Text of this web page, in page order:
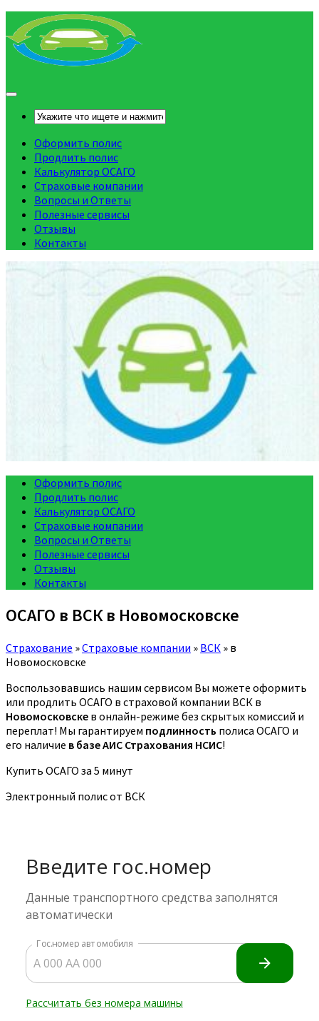
Оформить полис
Продлить полис
Калькулятор ОСАГО
Страховые компании
Вопросы и Ответы
Полезные сервисы
Отзывы
Контакты
Оформить полис
Продлить полис
Калькулятор ОСАГО
Страховые компании
Вопросы и Ответы
Полезные сервисы
Отзывы
Контакты
ОСАГО в ВСК в Новомосковске
Страхование »Страховые компании » ВСК » в
Новомосковске
Воспользовавшись нашим сервисом Вы можете оформить
или продлить ОСАГО в страховой компании ВСК в
Новомосковске в онлайн-режиме без скрытых комиссий и
переплат! Мы гарантируем подлинность полиса ОСАГО и
его наличие в базе АИС Страхования НСИС!
Купить ОСАГО за 5 минут
Электронный полис от ВСК